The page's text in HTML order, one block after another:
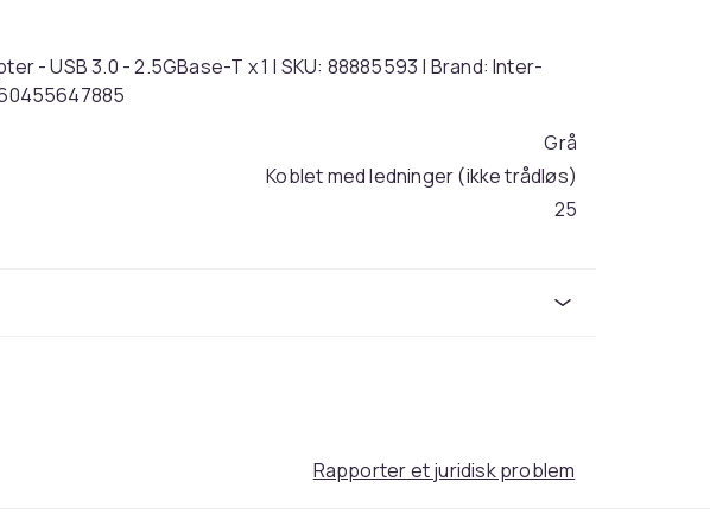
- USB 3.0 - 2.5GBase-T x 1 | SKU: 88885593 | Brand: Inter-
Grå
Koblet med ledninger (ikke trådløs)
25
Rapporter et juridisk problem